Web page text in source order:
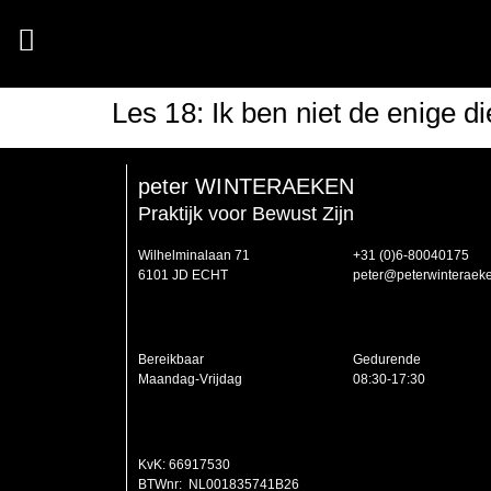
Les 18: Ik ben niet de enige
peter WINTERAEKEN
Praktijk voor Bewust Zijn
Wilhelminalaan 71
6101 JD ECHT
‭+31 (0)6-80040175‬
Bereikbaar
Maandag-Vrijdag
Gedurende
08:30-17:30
KvK: 66917530
BTWnr: NL001835741B26